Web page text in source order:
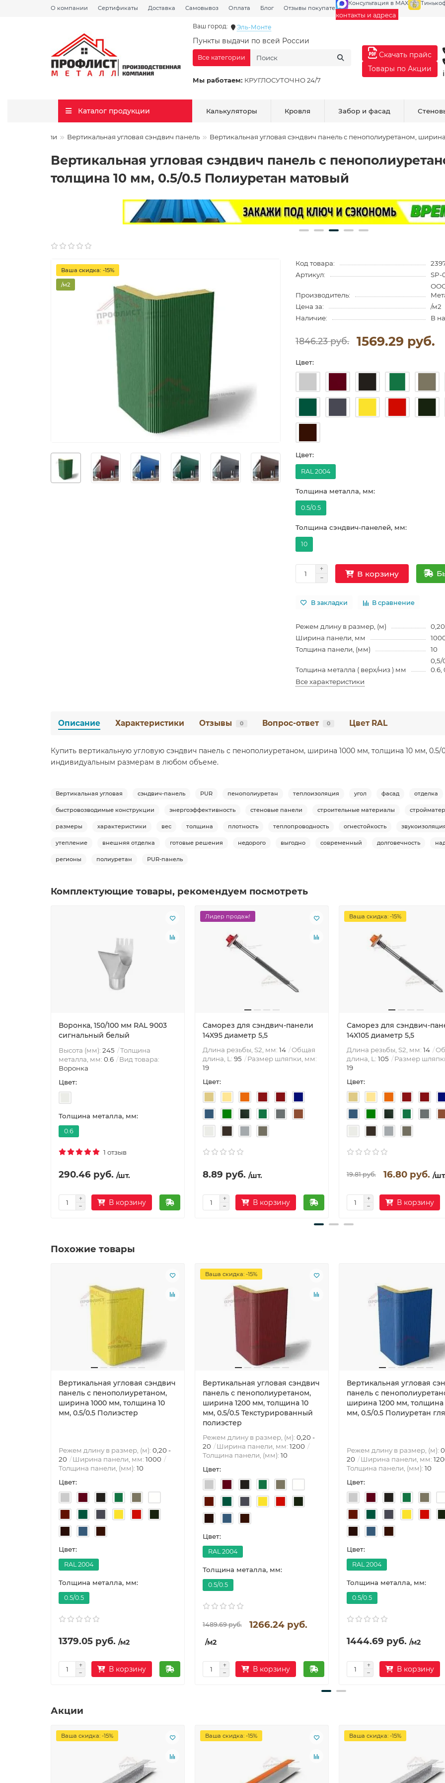
О компании Сертификаты Доставка Самовывоз Оплата Блог Отзывы покупателей Галерея
Консультация в MAX
контакты и адреса
Ваш город: Эль-Монте
Пункты выдачи по всей России
Мы работаем: КРУГЛОСУТОЧНО 24/7
Все категории
Скачать прайс
Товары по Акции
Каталог продукции Калькуляторы Кровля Забор и фасад
сэндвич панели Вертикальная угловая сэндвич панель Вертикальная угловая сэндвич панель с пенополиуретаном,
Вертикальная угловая сэндвич панель с
толщина 10 мм, 0.5/0.5 Полиуретан матовый
Ваша скидка: -15%
/м2
Код товара:
Артикул:
SP-
Производитель:
Цена за:
/м2
Наличие:
В
1846.23 руб. 1569.29 руб.
Цвет:
Цвет:
RAL 2004
Толщина металла, мм:
0.5/0.5
Толщина сэндвич-панелей, мм:
10
В корзину
В закладки В сравнение
Режем длину в размер, (м)
Ширина панели, мм
Толщина панели, (мм)
10
Толщина металла ( верх/низ ) мм
0,5/
0.6,
Все характеристики
Описание Характеристики Отзывы 0 Вопрос-ответ 0 Цвет RAL
Купить вертикальную угловую сэндвич панель с пенополиуретаном, ширина 1000 мм, толщина 10 мм, 0.5/
индивидуальным размерам в любом объеме.
Вертикальная угловая сэндвич-панель PUR пенополиуретан теплоизоляция угол фасад отделка
быстровозводимые конструкции энергоэффективность стеновые панели строительные материалы
размеры характеристики вес толщина плотность теплопроводность огнестойкость
утепление внешняя отделка готовые решения недорого выгодно современный долговечность
регионы полиуретан PUR-панель
Комплектующие товары, рекомендуем посмотреть
Воронка, 150/100 мм RAL 9003
сигнальный белый
Высота (мм): 245
Толщина
металла, мм: 0.6
Вид товара:
Воронка
Цвет:
Толщина металла, мм:
0.6
1 отзыв
290.46 руб. /шт.
В корзину
Лидер продаж!
Саморез для сэндвич-панели
14X95 диаметр 5,5
Длина резьбы, S2, мм: 14
Общая
длина, L: 95
Размер шляпки, мм:
19
Цвет:
8.89 руб. /шт.
В корзину
Ваша скидка: -15%
Саморез для сэндвич-
14X105 диаметр 5,5
Длина резьбы, S2, мм: 14
длина, L: 105
Размер
19
Цвет:
19.81 руб. 16.80 руб. /
В корзину
Похожие товары
Вертикальная угловая сэндвич
панель с пенополиуретаном,
ширина 1000 мм, толщина 10
мм, 0.5/0.5 Полиэстер
Режем длину в размер, (м): 0,20 -
20
Ширина панели, мм: 1000
Толщина панели, (мм): 10
Цвет:
Цвет:
RAL 2004
Толщина металла, мм:
0.5/0.5
1379.05 руб. /м2
В корзину
Ваша скидка: -15%
Вертикальная угловая сэндвич
панель с пенополиуретаном,
ширина 1200 мм, толщина 10
мм, 0.5/0.5 Текстурированный
полиэстер
Режем длину в размер, (м): 0,20 -
20
Ширина панели, мм: 1200
Толщина панели, (мм): 10
Цвет:
Цвет:
RAL 2004
Толщина металла, мм:
0.5/0.5
1489.69 руб. 1266.24 руб.
/м2
В корзину
Вертикальная угловая
панель с
ширина 1200 мм, толщина
мм, 0.5/0.5 Полиуретан
Режем длину в размер, (м):
20
Ширина панели, мм:
Толщина панели, (мм): 10
Цвет:
Цвет:
RAL 2004
Толщина металла, мм:
0.5/0.5
1444.69 руб. /м2
В корзину
Акции
Ваша скидка: -15% Ваша скидка: -15% Ваша скидка: -15%